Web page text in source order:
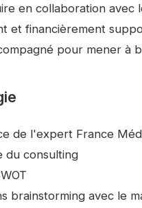
en collaboration avec
et financièrement
pour mener à
de l'expert France
du consulting
brainstorming avec le